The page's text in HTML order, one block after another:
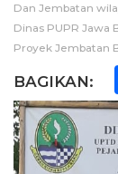
Dan Jembatan
Dinas PUPR Jawa
Proyek Jembatan
BAGIKAN: